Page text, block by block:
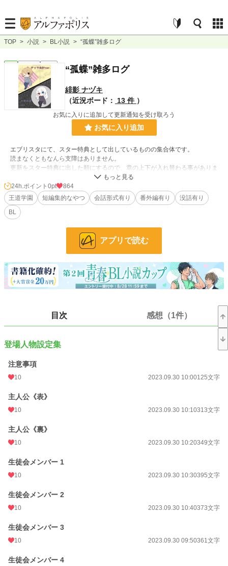
TOP > 小説 > BL小説 > “孤蝶”雑多ログ
連載中 短編 “孤蝶”雑多ログ
緋影 ナヅキ
（近況ボード：
13 件 ）
お気に入りに追加して更新通知を受け取ろう
お気に入り追加
エブリスタにて、スター特典として出しているものの集合体です。
読まなくともなんら支障はありません。
更新をスター特典に出した順にするので、章の上下が入れ替わる事がありま
♢内容♢
【登場人物設定集】※随時更新
【華織学園案内紙】
【ロイヤル3人組、とある日の会話】
【腐男子ズと騎士クンのカオスな休日】※一応完結済
＊表紙は したののキャラメーカー で作成したものを加工して作者が作ったもの
です。つまり、ある意味二次創作です(多分違う)
BL 31,408 位 / 31,408 件
お気に入り 46
24h.ポイント
文字数
更新日時 2025.09.16 10:00
週間ポイント 21 pt (62,459 位)
24h.ポイント 0pt
864
王道学園
短編集的なやつ 会話形式有り 番外編有り
没話有り
BL
アプリで読む
目次 感想（1件）
登場人物設定集
注意事項
10 2023.09.30 10:00125文字
主人公《表》
10 2023.09.30 10:10313文字
主人公《裏》
10 2023.09.30 10:20349文字
生徒会メンバー 1
10 2023.09.30 10:30395文字
生徒会メンバー 2
10 2023.09.30 10:40373文字
生徒会メンバー 3
10 2023.09.30 09:50361文字
生徒会メンバー 4